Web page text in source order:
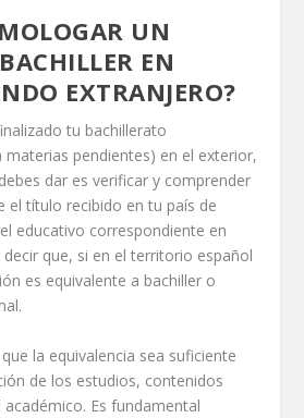
UN
EN
EXTRANJERO?
tu bachillerato
pendientes) en el exterior,
dar es verificar y comprender
el título recibido en tu país de
educativo correspondiente en
decir que, si en el territorio español
es equivalente a bachiller o
la equivalencia sea suficiente
de los estudios, contenidos
académico. Es fundamental